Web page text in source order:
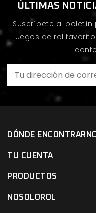
ÚLTIMAS
Suscríbete al
juegos de rol
DÓNDE
TU CUENTA
PRODUCTOS
NOSOLOROL